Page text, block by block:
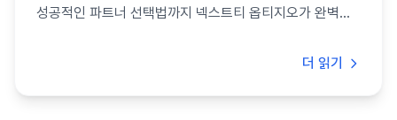
성공적인 파트너 선택법까지 넥스트티 옵티지오가 완벽하
더 읽기